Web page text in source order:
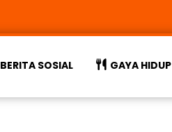
BERITA SOSIAL GAYA HIDUP